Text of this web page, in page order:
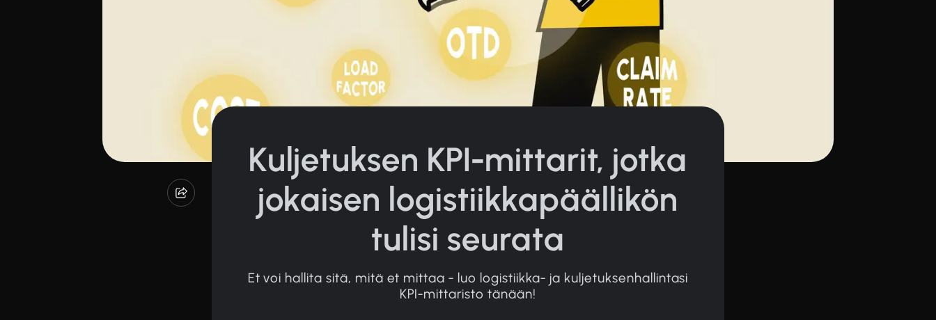
Kuljetuksen KPI-mittarit, jotka
jokaisen logistiikkapäällikön
tulisi seurata
Et voi hallita sitä, mitä et mittaa - luo logistiikka- ja kuljetuksenhallintasi
KPI-mittaristo tänään!